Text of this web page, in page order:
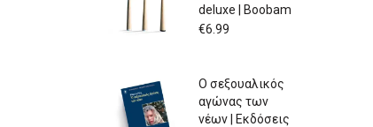
deluxe | Boobam
€6.99
Ο σεξουαλικός
αγώνας των
νέων | Εκδόσεις